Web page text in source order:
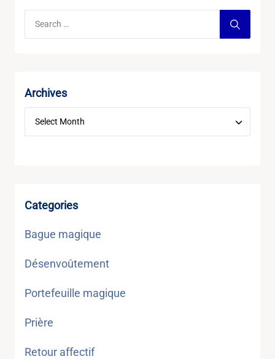
Archives
Categories
Bague magique
Désenvoûtement
Portefeuille magique
Prière
Retour affectif